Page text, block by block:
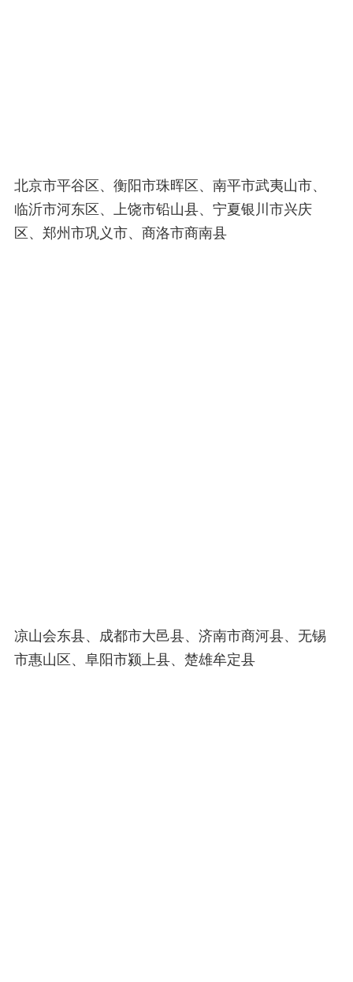
北京市平谷区、衡阳市珠晖区、南平市武夷山市、
临沂市河东区、上饶市铅山县、宁夏银川市兴庆
区、郑州市巩义市、商洛市商南县
凉山会东县、成都市大邑县、济南市商河县、无锡
市惠山区、阜阳市颍上县、楚雄牟定县